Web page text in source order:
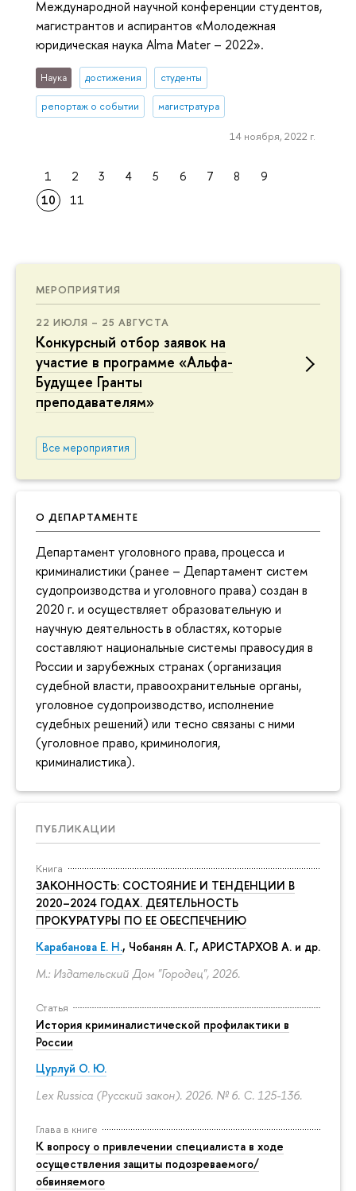
МЕРОПРИЯТИЯ
22 ИЮЛЯ – 25 АВГУСТА
Конкурсный отбор заявок на
участие в программе «Альфа-
Будущее Гранты
преподавателям»
Все мероприятия
О ДЕПАРТАМЕНТЕ
Департамент уголовного права, процесса и
криминалистики (ранее – Департамент систем
судопроизводства и уголовного права) создан в
2020 г. и осуществляет образовательную и
научную деятельность в областях, которые
составляют национальные системы правосудия в
России и зарубежных странах (организация
судебной власти, правоохранительные органы,
уголовное судопроизводство, исполнение
судебных решений) или тесно связаны с ними
(уголовное право, криминология,
криминалистика).
ПУБЛИКАЦИИ
Книга
ЗАКОННОСТЬ: СОСТОЯНИЕ И ТЕНДЕНЦИИ В
2020–2024 ГОДАХ. ДЕЯТЕЛЬНОСТЬ
ПРОКУРАТУРЫ ПО ЕЕ ОБЕСПЕЧЕНИЮ
Карабанова Е. Н., Чобанян А. Г., АРИСТАРХОВ А. и др.
М.: Издательский Дом "Городец", 2026.
Статья
История криминалистической профилактики в
России
Цурлуй О. Ю.
Lex Russica (Русский закон). 2026. № 6. С. 125-136.
Глава в книге
К вопросу о привлечении специалиста в ходе
осуществления защиты подозреваемого/
обвиняемого
Международной научной конференции студентов,
магистрантов и аспирантов «Молодежная
юридическая наука Alma Mater – 2022».
Наука достижения студенты
репортаж о событии магистратура
14 ноября, 2022 г.
1 2 3 4 5 6 7 8
9
10
11